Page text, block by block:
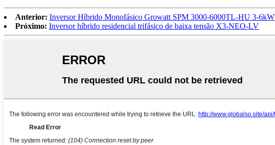
Anterior: Inversor Híbrido Monofásico Growatt SPM 3000-6000TL-HU 3-6kW
Próximo: Inversor híbrido residencial trifásico de baixa tensão X3-NEO-LV